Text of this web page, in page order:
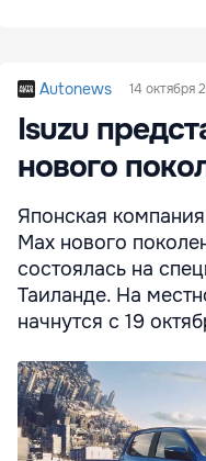
Autonews 14 октября
Isuzu
нового
Японская
Max нового
состоялась на
Таиланде. На
начнутся с 19